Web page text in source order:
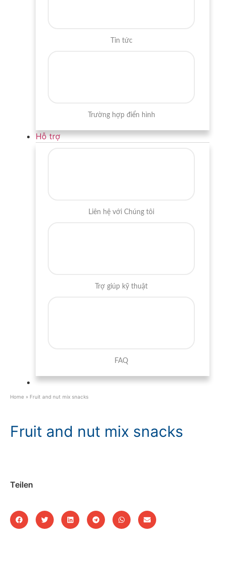
Tin tức
Trường hợp điển hình
Hỗ trợ
Liên hệ với Chúng tôi
Trợ giúp kỹ thuật
FAQ
Home » Fruit and nut mix snacks
Fruit and nut mix snacks
Teilen